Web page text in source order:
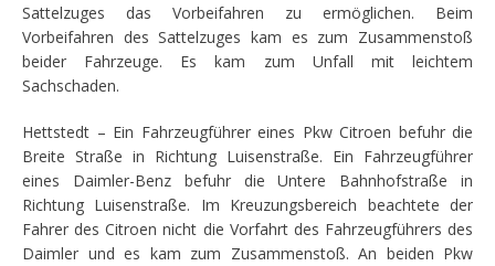
Sattelzuges das Vorbeifahren zu ermöglichen. Beim
Vorbeifahren des Sattelzuges kam es zum Zusammenstoß
beider Fahrzeuge. Es kam zum Unfall mit leichtem
Sachschaden.
Hettstedt – Ein Fahrzeugführer eines Pkw Citroen befuhr die
Breite Straße in Richtung Luisenstraße. Ein Fahrzeugführer
eines Daimler-Benz befuhr die Untere Bahnhofstraße in
Richtung Luisenstraße. Im Kreuzungsbereich beachtete der
Fahrer des Citroen nicht die Vorfahrt des Fahrzeugführers des
Daimler und es kam zum Zusammenstoß. An beiden Pkw